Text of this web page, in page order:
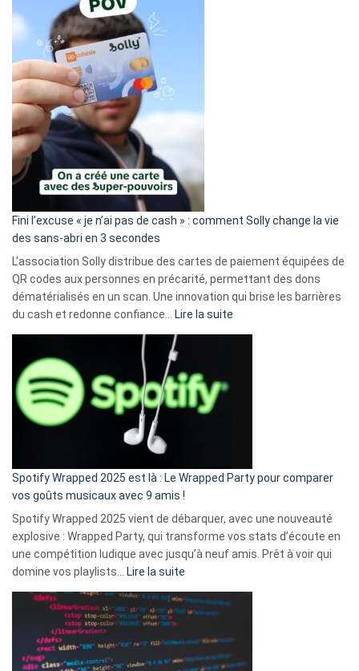
Fini l’excuse « je n’ai pas de cash » : comment Solly change la vie
des sans-abri en 3 secondes
L’association Solly distribue des cartes de paiement équipées de
QR codes aux personnes en précarité, permettant des dons
dématérialisés en un scan. Une innovation qui brise les barrières
du cash et redonne confiance…
Lire la suite
»
Solly
change
la
des
3
Spotify Wrapped 2025 est là : Le Wrapped Party pour comparer
vos goûts musicaux avec 9 amis !
Spotify Wrapped 2025 vient de débarquer, avec une nouveauté
explosive : Wrapped Party, qui transforme vos stats d’écoute en
une compétition ludique avec jusqu’à neuf amis. Prêt à voir qui
domine vos playlists…
Lire la suite
Wrapped
est
là